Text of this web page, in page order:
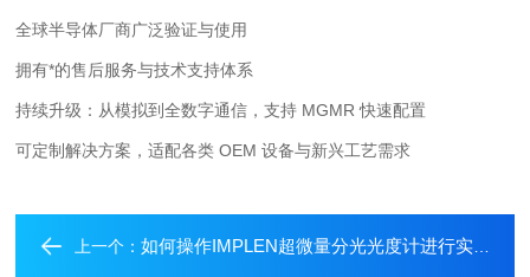
全球半导体厂商广泛验证与使用
拥有*的售后服务与技术支持体系
持续升级：从模拟到全数字通信，支持 MGMR 快速配置
可定制解决方案，适配各类 OEM 设备与新兴工艺需求
上一个：如何操作IMPLEN超微量分光光度计进行实验？